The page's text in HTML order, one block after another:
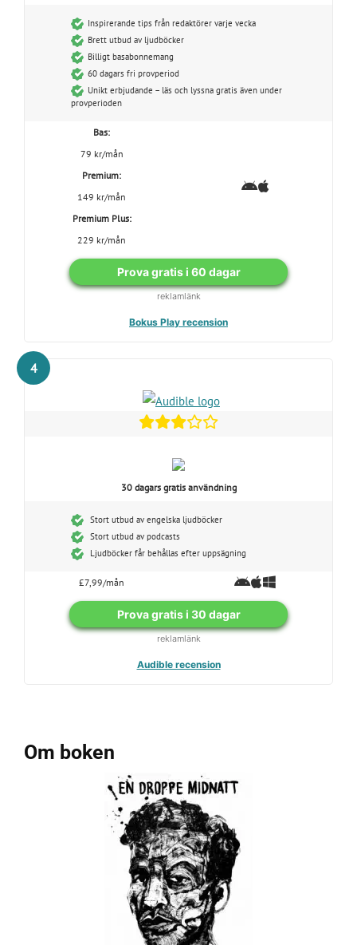
Inspirerande tips från redaktörer varje vecka
Brett utbud av ljudböcker
Billigt basabonnemang
60 dagars fri provperiod
Unikt erbjudande – läs och lyssna gratis även under
provperioden
Bas:
79 kr/mån
Premium:
149 kr/mån
Premium Plus:
229 kr/mån
Prova gratis i 60 dagar
reklamlänk
Bokus Play recension
4
30 dagars gratis användning
Stort utbud av engelska ljudböcker
Stort utbud av podcasts
Ljudböcker får behållas efter uppsägning
£7,99/mån
Prova gratis i 30 dagar
reklamlänk
Audible recension
Om boken